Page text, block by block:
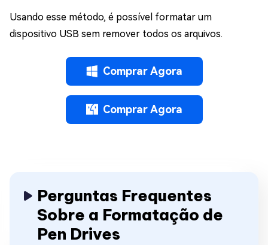
Usando esse método, é possível formatar um
dispositivo USB sem remover todos os arquivos.
Comprar Agora
Comprar Agora
Perguntas Frequentes
Sobre a Formatação de
Pen Drives